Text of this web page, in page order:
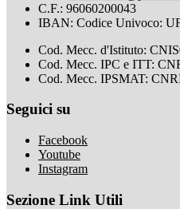
C.F.: 96060200043
IBAN: Codice Univoco:
Cod. Mecc. d'Istituto:
Cod. Mecc. IPC e ITT:
Cod. Mecc. IPSMAT:
Seguici su
Facebook
Youtube
Instagram
Sezione Link Utili